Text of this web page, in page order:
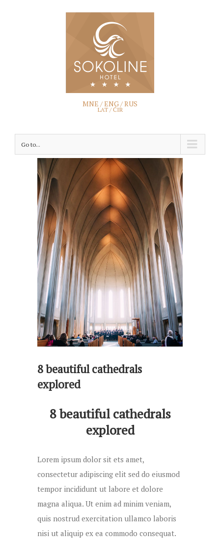
MNE /ENG/RUS
LAT / ĆIR
Go to...
View
Larger
Image
8 beautiful cathedrals
explored
8 beautiful cathedrals
explored
Lorem ipsum dolor sit ets amet,
consectetur adipiscing elit sed do eiusmod
tempor incididunt ut labore et dolore
magna aliqua. Ut enim ad minim veniam,
quis nostrud exercitation ullamco laboris
nisi ut aliquip ex ea commodo consequat.